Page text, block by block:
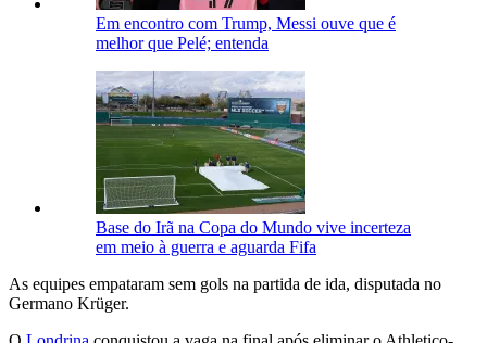
Em encontro com Trump, Messi ouve que é
melhor que Pelé; entenda
Base do Irã na Copa do Mundo vive incerteza
em meio à guerra e aguarda Fifa
As equipes empataram sem gols na partida de ida, disputada no
Germano Krüger.